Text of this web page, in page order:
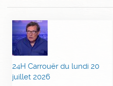
24H Carrouër du lundi 20
juillet 2026